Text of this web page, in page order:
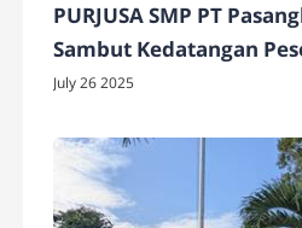
PURJUSA SMP PT
Sambut Kedatangan
01.013/01.014
July 26 2025